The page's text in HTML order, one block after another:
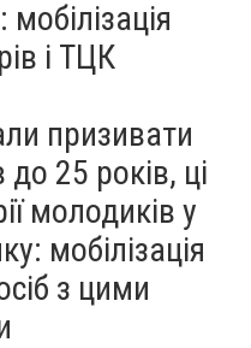
і ТЦК
призивати
до 25 років, ці
молодиків у
мобілізація
з цими